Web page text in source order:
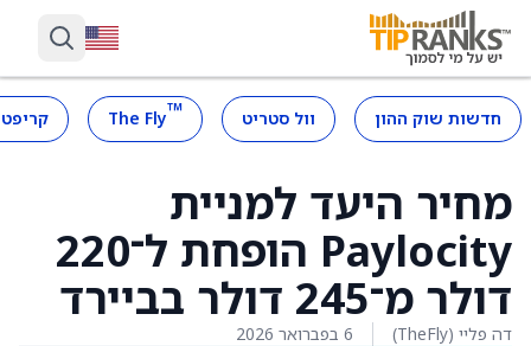
חדשות שוק ההון וול סטריט ™
The Fly
מחיר היעד למניית
Paylocity הופחת ל־220
דולר מ־245 דולר בביירד
דה פליי (TheFly) 6 בפברואר 2026